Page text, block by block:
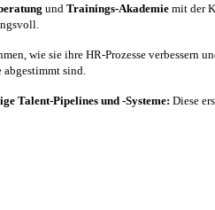
und Trainings-Akademie mit der
wie sie ihre HR-Prozesse verbessern
sind.
Talent-Pipelines und -Systeme: Diese